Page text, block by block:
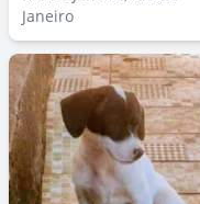
Janeiro